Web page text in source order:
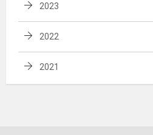
2023
2022
2021